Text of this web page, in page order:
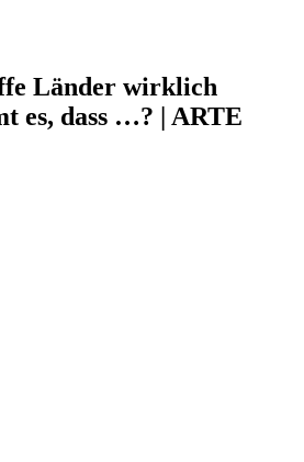
Länder wirklich
es, dass …? | ARTE